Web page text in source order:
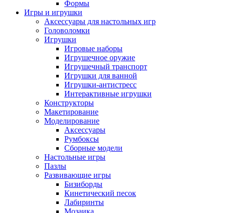
Формы
Игры и игрушки
Аксессуары для настольных игр
Головоломки
Игрушки
Игровые наборы
Игрушечное оружие
Игрушечный транспорт
Игрушки для ванной
Игрушки-антистресс
Интерактивные игрушки
Конструкторы
Макетирование
Моделирование
Аксессуары
Румбоксы
Сборные модели
Настольные игры
Пазлы
Развивающие игры
Бизиборды
Кинетический песок
Лабиринты
Мозаика